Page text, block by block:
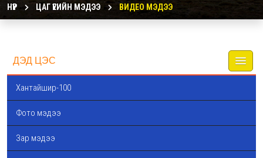
НҮҮР ЦАГ ҮЕИЙН МЭДЭЭ ВИДЕО МЭДЭЭ
ДЭД ЦЭС
Хантайшир-100
Фото мэдээ
Зар мэдээ